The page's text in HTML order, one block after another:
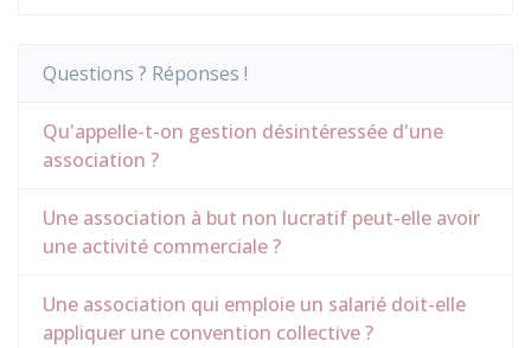
Questions ? Réponses !
Qu'appelle-t-on gestion désintéressée d'une
association ?
Une association à but non lucratif peut-elle avoir
une activité commerciale ?
Une association qui emploie un salarié doit-elle
appliquer une convention collective ?